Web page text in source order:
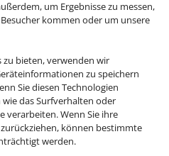
um Ergebnisse zu messen,
kommen oder um unsere
zu bieten, verwenden wir
zu speichern
Sie diesen Technologien
das Surfverhalten oder
verarbeiten. Wenn Sie ihre
können bestimmte
werden.